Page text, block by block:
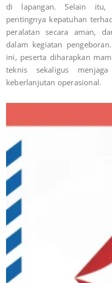
di lapangan. Selain itu,
pentingnya kepatuhan
peralatan secara aman,
dalam kegiatan
ini, peserta diharapkan
teknis sekaligus
keberlanjutan operasional.